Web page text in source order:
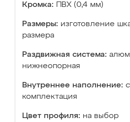
Кромка: ПВХ (0,4 мм)
Размеры: изготовление
размера
Раздвижная система:
нижнеопорная
Внутреннее наполнение:
комплектация
Цвет профиля: на выбор